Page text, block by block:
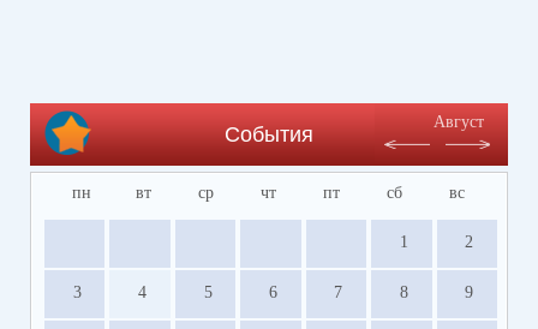
События
Август
пн вт ср чт пт сб вс
1 2
3 4 5 6 7 8 9